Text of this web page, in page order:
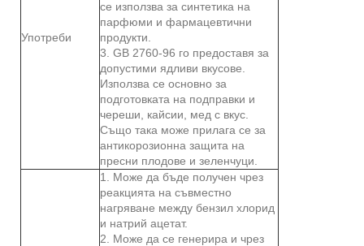
Употреби
се използва за синтетика на
парфюми и фармацевтични
продукти.
3. GB 2760-96 го предоставя за
допустими ядливи вкусове.
Използва се основно за
подготовката на подправки и
череши, кайсии, мед с вкус.
Също така може прилага се за
антикорозионна защита на
пресни плодове и зеленчуци.
1. Може да бъде получен чрез
реакцията на съвместно
нагряване между бензил хлорид
и натрий ацетат.
2. Може да се генерира и чрез